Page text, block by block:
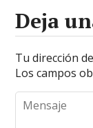
Deja
Tu dirección
Los campos